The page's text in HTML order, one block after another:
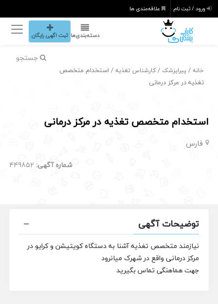
ورود / ثبت نام علاقه‌مندی ها
دسته‌بندی‌ها ثبت اگهی رایگان
جستجو
خانه / پیراپزشک /کارشناس تغذیه / استخدام متخصص
تغذیه در مرکز درمانی
استخدام متخصص تغذیه در مرکز درمانی
فارس
شماره آگهی: 449852
توضیحات آگهی
نیازمند متخصص تغذیه آشنا به دستگاه کویتیشن و کرایودر
مرکز درمانی واقع در شهرک میانرود
جهت هماهنگی تماس بگیرید